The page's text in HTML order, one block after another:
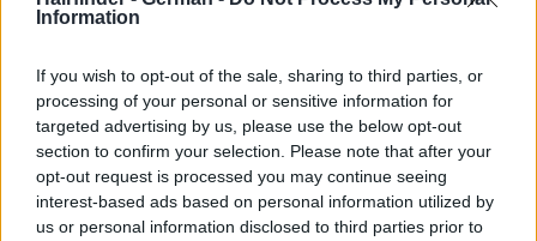
Information
If you wish to opt-out of the sale, sharing to third parties, or
processing of your personal or sensitive information for
targeted advertising by us, please use the below opt-out
section to confirm your selection. Please note that after your
opt-out request is processed you may continue seeing
interest-based ads based on personal information utilized by
us or personal information disclosed to third parties prior to
Schritt 2:Gehe beim nächsten Friseurbesuch zu einem
klassischen, kinnlangen Bob über.
Schritt 3:
Schneide die Haare erst noch kürzer, wenn dir das
Gefühl und die neue Leichtigkeit gefallen.